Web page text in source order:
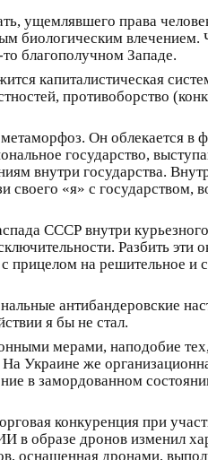
ущемлявшего права
влечением.
благополучном Западе.
капиталистическая
противоборство
Он облекается
государство,
внутри государства.
«я» с государством,
СССР внутри
Разбить эти
на решительное и
антибандеровские
я бы не стал.
мерами, наподобие
Украине же
в замордованном
конкуренция при
в образе дронов изменил
оснащенная дронами,